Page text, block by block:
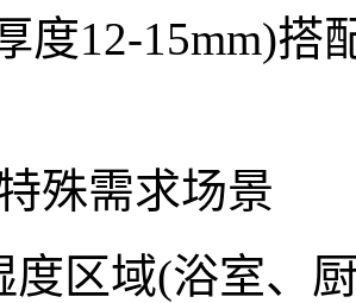
度12-15mm)搭
需求场景
域(浴室、厨